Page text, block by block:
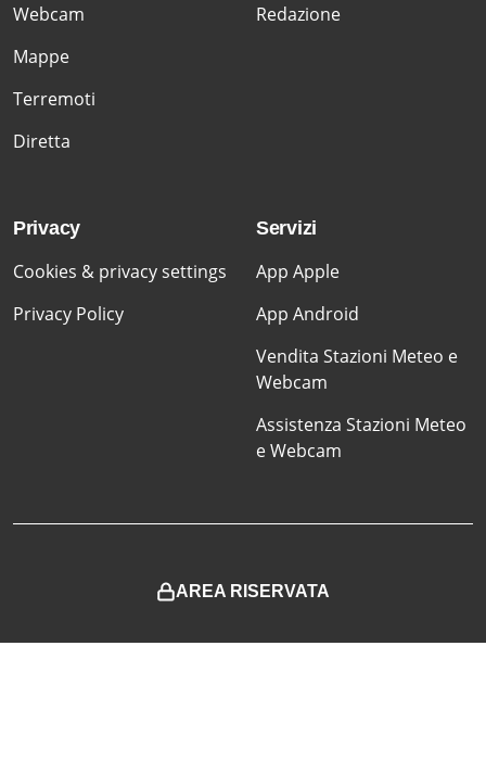
Webcam
Mappe
Terremoti
Diretta
Redazione
Privacy
Cookies & privacy settings
Privacy Policy
Servizi
App Apple
App Android
Vendita Stazioni Meteo e
Webcam
Assistenza Stazioni Meteo
e Webcam
AREA RISERVATA